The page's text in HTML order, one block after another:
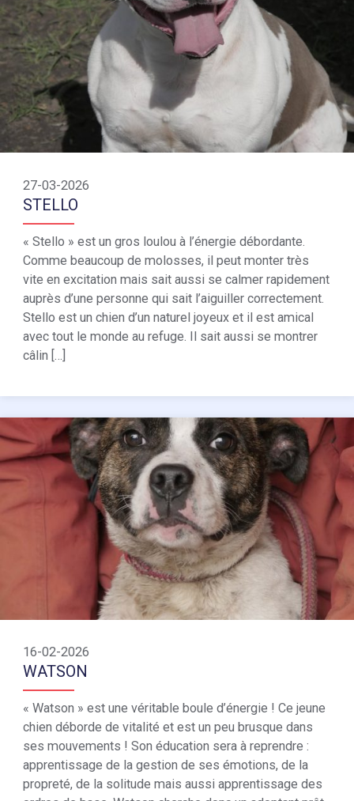
27-03-2026
STELLO
« Stello » est un gros loulou à l’énergie débordante.
Comme beaucoup de molosses, il peut monter très
vite en excitation mais sait aussi se calmer rapidement
auprès d’une personne qui sait l’aiguiller correctement.
Stello est un chien d’un naturel joyeux et il est amical
avec tout le monde au refuge. Il sait aussi se montrer
câlin […]
16-02-2026
WATSON
« Watson » est une véritable boule d’énergie ! Ce jeune
chien déborde de vitalité et est un peu brusque dans
ses mouvements ! Son éducation sera à reprendre :
apprentissage de la gestion de ses émotions, de la
propreté, de la solitude mais aussi apprentissage des